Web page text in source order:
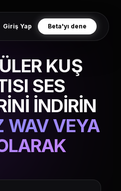
Giriş Yap Beta'yı dene
KUŞ
SES
İNDİRİN
WAV VEYA